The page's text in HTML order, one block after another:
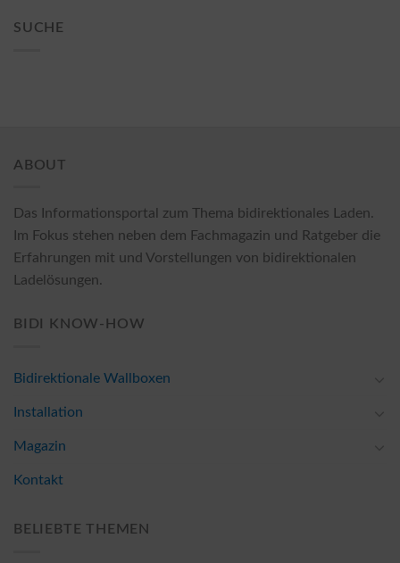
SUCHE
ABOUT
Das Informationsportal zum Thema bidirektionales Laden.
Im Fokus stehen neben dem Fachmagazin und Ratgeber die
Erfahrungen mit und Vorstellungen von bidirektionalen
Ladelösungen.
BIDI KNOW-HOW
Bidirektionale Wallboxen
Installation
Magazin
Kontakt
BELIEBTE THEMEN